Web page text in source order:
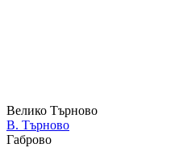
Велико Търново
В. Търново
Габрово